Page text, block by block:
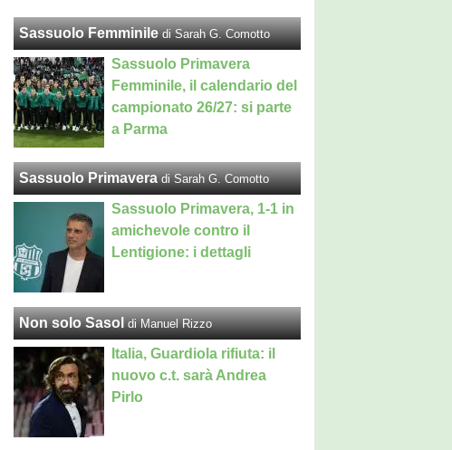
Sassuolo Femminile di Sarah G. Comotto
Sassuolo Primavera
Femminile, il calendario del
campionato 26/27: si parte
a Parma
Sassuolo Primavera di Sarah G. Comotto
Sassuolo Primavera, 1-1 in
amichevole contro il
Lentigione: i dettagli
Non solo Sasol di Manuel Rizzo
Italia, Guardiola rifiuta: il
nuovo c.t. sarà Andrea
Pirlo